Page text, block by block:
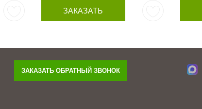
ЗАКАЗАТЬ
ЗАКАЗАТЬ ОБРАТНЫЙ ЗВОНОК